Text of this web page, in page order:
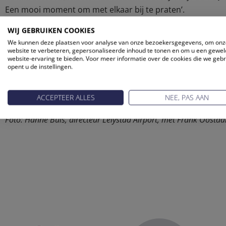
Een mooi moment om met elkaar bij te praten’.
Maaike van der Windt, director Aviation Marketing
aan het bieden van zo’n informeel netwerkmoment aan
reisondernemingenorganisaties, die professioneel
Managers en directieleden die nog niet in de
mail een reminder met hun persoonlijke code.
nog tot 8 juni.
Foto: Hanne Buis, directeur Lelystad Airport, met Frank
WIJ GEBRUIKEN COOKIES
We kunnen deze plaatsen voor analyse van onze bezoekersgegevens, om
website te verbeteren, gepersonaliseerde inhoud te tonen en om u een
website-ervaring te bieden. Voor meer informatie over de cookies die we
opent u de instellingen.
ACCEPTEER ALLES NEE, PAS AAN